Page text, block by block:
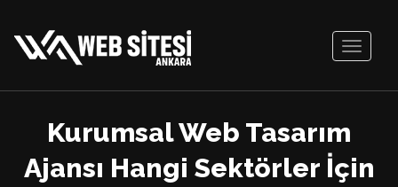
Toggle
Kurumsal Web Tasarım
Ajansı Hangi Sektörler İçin